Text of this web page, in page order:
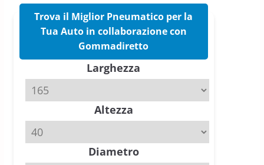
Pirelli P Zero Trofeo RS: per
Tyre Reviews è la gomma semi-
slick da battere
Michelin Pilot Sport 4 S – Test
su Range Rover Sport D350 HST
11 Aprile 2026 15 min read
Trova il Miglior Pneumatico per la
Tua Auto in collaborazione con
Gommadiretto
Larghezza
Altezza
Diametro